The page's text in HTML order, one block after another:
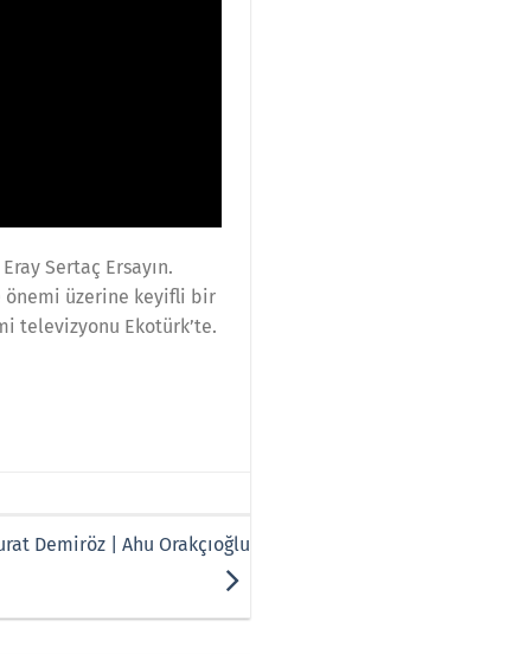
Sertaç Ersayın.
önemi üzerine keyifli bir
televizyonu Ekotürk’te.
Demiröz | Ahu Orakçıoğlu